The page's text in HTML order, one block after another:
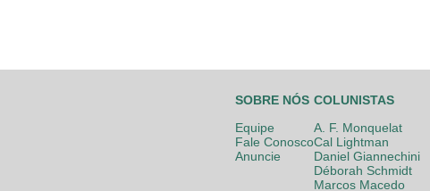
SOBRE NÓS
Equipe
Fale Conosco
Anuncie
COLUNISTAS
A. F. Monquelat
Cal Lightman
Daniel Giannechini
Déborah Schmidt
Marcos Macedo